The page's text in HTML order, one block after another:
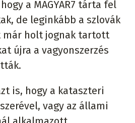
a MAGYAR7 tárta fel
de leginkább a szlovák
már holt jognak tartott
újra a vagyonszerzés
is, hogy a kataszteri
vagy az állami